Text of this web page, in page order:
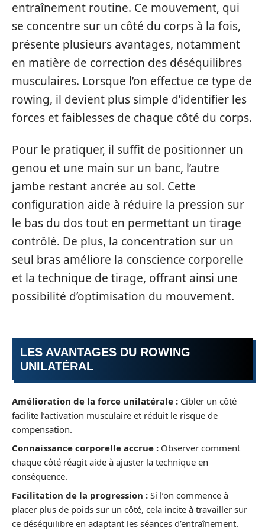
entraînement routine. Ce mouvement, qui
se concentre sur un côté du corps à la fois,
présente plusieurs avantages, notamment
en matière de correction des déséquilibres
musculaires. Lorsque l’on effectue ce type de
rowing, il devient plus simple d’identifier les
forces et faiblesses de chaque côté du corps.
Pour le pratiquer, il suffit de positionner un
genou et une main sur un banc, l’autre
jambe restant ancrée au sol. Cette
configuration aide à réduire la pression sur
le bas du dos tout en permettant un tirage
contrôlé. De plus, la concentration sur un
seul bras améliore la conscience corporelle
et la technique de tirage, offrant ainsi une
possibilité d’optimisation du mouvement.
LES AVANTAGES DU ROWING
UNILATÉRAL
Amélioration de la force unilatérale : Cibler un côté
facilite l’activation musculaire et réduit le risque de
compensation.
Connaissance corporelle accrue : Observer comment
chaque côté réagit aide à ajuster la technique en
conséquence.
Facilitation de la progression : Si l’on commence à
placer plus de poids sur un côté, cela incite à travailler sur
ce déséquilibre en adaptant les séances d’entraînement.